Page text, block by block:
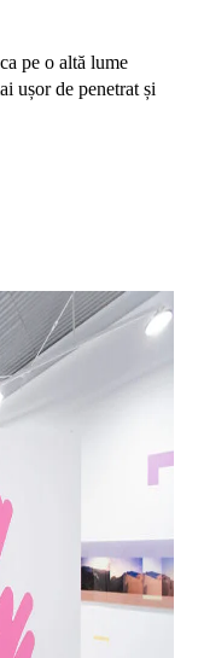
pe o altă lume
ușor de penetrat și